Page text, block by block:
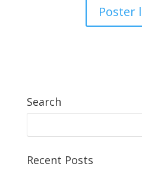
Search
Recent Posts